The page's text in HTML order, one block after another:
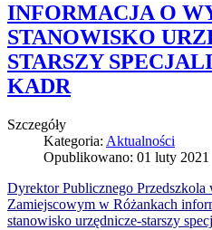
INFORMACJA O
STANOWISKO
STARSZY
KADR
Szczegóły
Kategoria: Aktualności
Opublikowano: 01 luty 2021
Dyrektor Publicznego Przedszkola
Zamiejscowym w Różankach
stanowisko urzędnicze-starszy